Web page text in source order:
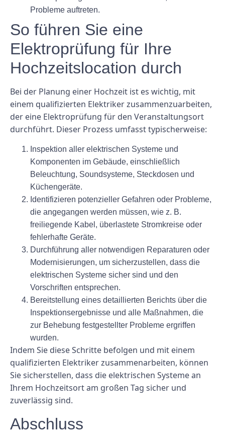
Probleme auftreten.
So führen Sie eine
Elektroprüfung für Ihre
Hochzeitslocation durch
Bei der Planung einer Hochzeit ist es wichtig, mit
einem qualifizierten Elektriker zusammenzuarbeiten,
der eine Elektroprüfung für den Veranstaltungsort
durchführt. Dieser Prozess umfasst typischerweise:
Inspektion aller elektrischen Systeme und
Komponenten im Gebäude, einschließlich
Beleuchtung, Soundsysteme, Steckdosen und
Küchengeräte.
Identifizieren potenzieller Gefahren oder Probleme,
die angegangen werden müssen, wie z. B.
freiliegende Kabel, überlastete Stromkreise oder
fehlerhafte Geräte.
Durchführung aller notwendigen Reparaturen oder
Modernisierungen, um sicherzustellen, dass die
elektrischen Systeme sicher sind und den
Vorschriften entsprechen.
Bereitstellung eines detaillierten Berichts über die
Inspektionsergebnisse und alle Maßnahmen, die
zur Behebung festgestellter Probleme ergriffen
wurden.
Indem Sie diese Schritte befolgen und mit einem
qualifizierten Elektriker zusammenarbeiten, können
Sie sicherstellen, dass die elektrischen Systeme an
Ihrem Hochzeitsort am großen Tag sicher und
zuverlässig sind.
Abschluss